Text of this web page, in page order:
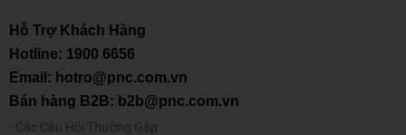
Hỗ Trợ Khách Hàng
Hotline: 1900 6656
Email: hotro@pnc.com.vn
Bán hàng B2B: b2b@pnc.com.vn
Các Câu Hỏi Thường Gặp